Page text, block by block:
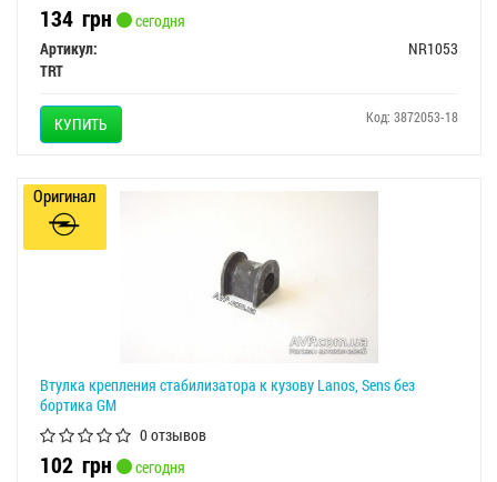
134 грн
сегодня
Артикул:
NR1053
TRT
КУПИТЬ Код: 3872053-18
Втулка крепления стабилизатора к кузову Lanos, Sens без
бортика GM
0 отзывов
102 грн
сегодня
Оригинал